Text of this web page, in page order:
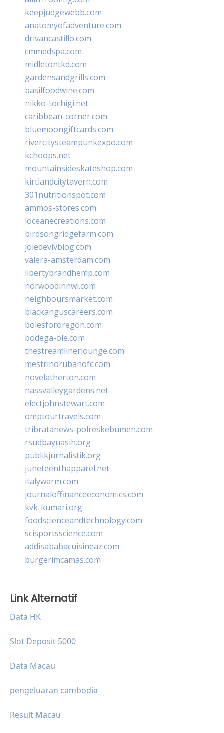
keepjudgewebb.com
anatomyofadventure.com
drivancastillo.com
cmmedspa.com
midletontkd.com
gardensandgrills.com
basilfoodwine.com
nikko-tochigi.net
caribbean-corner.com
bluemoongiftcards.com
rivercitysteampunkexpo.com
kchoops.net
mountainsideskateshop.com
kirtlandcitytavern.com
301nutritionspot.com
ammos-stores.com
loceanecreations.com
birdsongridgefarm.com
joiedevivblog.com
valera-amsterdam.com
libertybrandhemp.com
norwoodinnwi.com
neighboursmarket.com
blackanguscareers.com
bolesfororegon.com
bodega-ole.com
thestreamlinerlounge.com
mestrinorubanofc.com
novelatherton.com
nassvalleygardens.net
electjohnstewart.com
omptourtravels.com
tribratanews-polreskebumen.com
rsudbayuasih.org
publikjurnalistik.org
juneteenthapparel.net
italywarm.com
journaloffinanceeconomics.com
kvk-kumari.org
foodscienceandtechnology.com
scisportsscience.com
addisababacuisineaz.com
burgerimcamas.com
Link Alternatif
Data HK
Slot Deposit 5000
Data Macau
pengeluaran cambodia
Result Macau